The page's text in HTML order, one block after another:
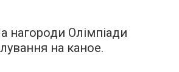
нагороди Олімпіади
на каное.